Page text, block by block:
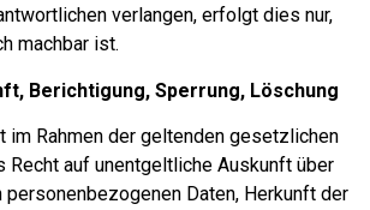
verlangen, erfolgt dies nur,
machbar ist.
Berichtigung, Sperrung, Löschung
im Rahmen der geltenden gesetzlichen
Recht auf unentgeltliche Auskunft über
Daten, Herkunft der